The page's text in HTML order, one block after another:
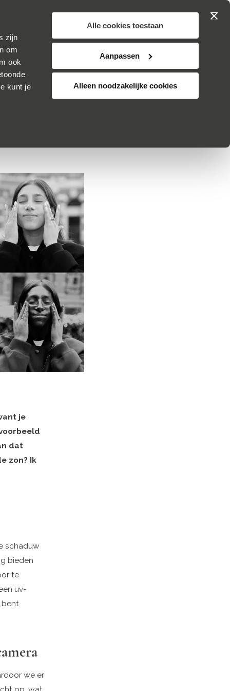
zijn
om
ook
kunt je
Alle cookies toestaan
Aanpassen
Alleen noodzakelijke cookies
Zoek
ULTEE ADVIES KLANTENSERVICE
je
dat
zon? Ik
schaduw
bieden
te
uv-
bent
we er
op, wat